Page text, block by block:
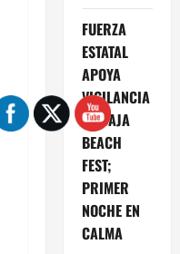
FUERZA
ESTATAL
APOYA
VIGILANCIA
EN BAJA
BEACH
FEST;
PRIMER
NOCHE EN
CALMA